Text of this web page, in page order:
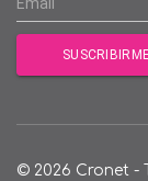
© 2026 Cronet -